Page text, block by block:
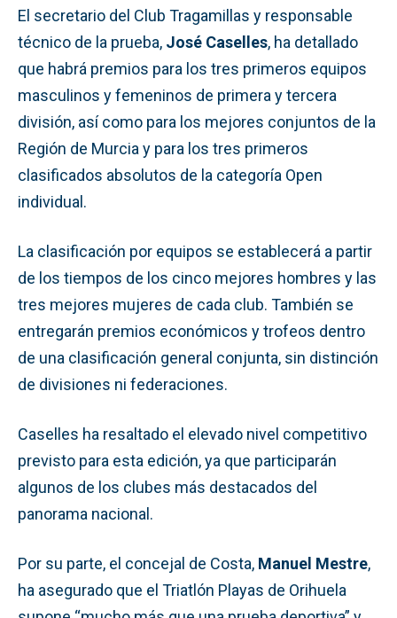
El secretario del Club Tragamillas y responsable
técnico de la prueba, José Caselles, ha detallado
que habrá premios para los tres primeros equipos
masculinos y femeninos de primera y tercera
división, así como para los mejores conjuntos de la
Región de Murcia y para los tres primeros
clasificados absolutos de la categoría Open
individual.
La clasificación por equipos se establecerá a partir
de los tiempos de los cinco mejores hombres y las
tres mejores mujeres de cada club. También se
entregarán premios económicos y trofeos dentro
de una clasificación general conjunta, sin distinción
de divisiones ni federaciones.
Caselles ha resaltado el elevado nivel competitivo
previsto para esta edición, ya que participarán
algunos de los clubes más destacados del
panorama nacional.
Por su parte, el concejal de Costa, Manuel Mestre,
ha asegurado que el Triatlón Playas de Orihuela